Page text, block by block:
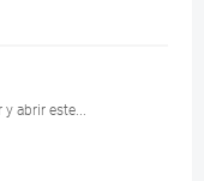
abrir este...